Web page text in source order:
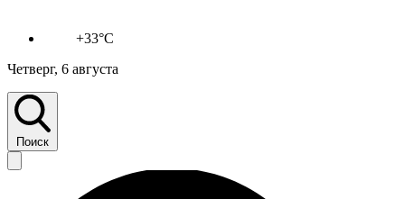
+33°C
Четверг, 6 августа
Поиск